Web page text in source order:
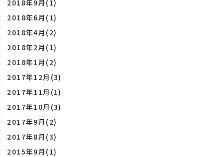
2018年9月(1)
2018年6月(1)
2018年4月(2)
2018年2月(1)
2018年1月(2)
2017年12月(3)
2017年11月(1)
2017年10月(3)
2017年9月(2)
2017年8月(3)
2015年9月(1)